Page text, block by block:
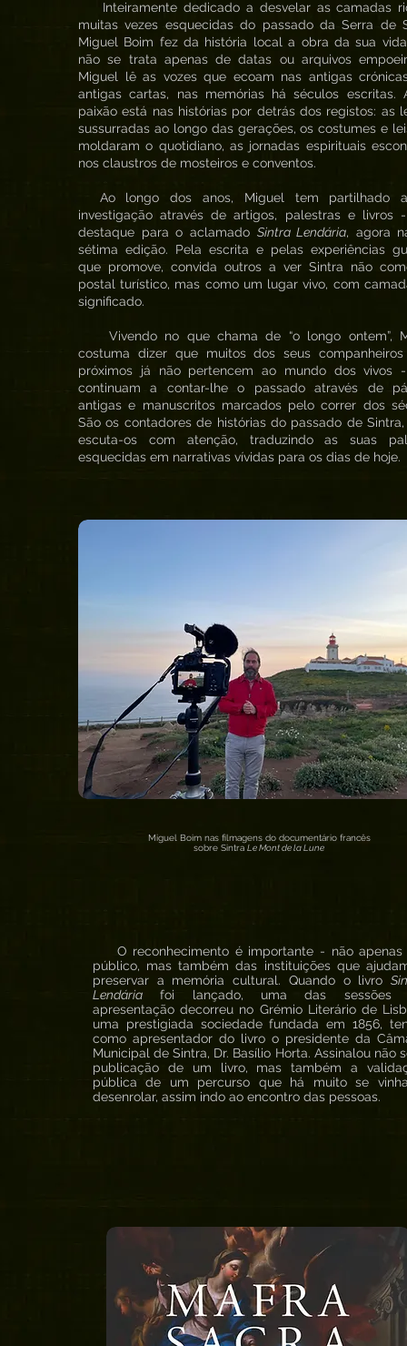
Inteiramente dedicado a desvelar as camadas
muitas vezes esquecidas do passado da Serra de
Miguel Boim fez da história local a obra da sua
não se trata apenas de datas ou arquivos
Miguel lê as vozes que ecoam nas antigas
antigas cartas, nas memórias há séculos escritas.
paixão está nas histórias por detrás dos registos: as
sussurradas ao longo das gerações, os costumes e
moldaram o quotidiano, as jornadas espirituais
nos claustros de mosteiros e conventos.
Ao longo dos anos, Miguel tem partilhado
investigação através de artigos, palestras e livros
destaque para o aclamado Sintra Lendária, agora
sétima edição. Pela escrita e pelas experiências
que promove, convida outros a ver Sintra não
postal turístico, mas como um lugar vivo, com
significado.
Vivendo no que chama de “o longo ontem”,
costuma dizer que muitos dos seus
próximos já não pertencem ao mundo dos vivos
continuam a contar-lhe o passado através de
antigas e manuscritos marcados pelo correr dos
São os contadores de histórias do passado de
escuta-os com atenção, traduzindo as suas
esquecidas em narrativas vívidas para os dias de hoje.
Miguel Boim nas filmagens do documentário francês
sobre Sintra Le Mont de la Lune
O reconhecimento é importante - não apenas
público, mas também das instituições que
preservar a memória cultural. Quando o livro
Lendária foi lançado, uma das sessões
apresentação decorreu no Grémio Literário de
uma prestigiada sociedade fundada em 1856,
como apresentador do livro o presidente da
Municipal de Sintra, Dr. Basílio Horta. Assinalou não
publicação de um livro, mas também a
pública de um percurso que há muito se
desenrolar, assim indo ao encontro das pessoas.